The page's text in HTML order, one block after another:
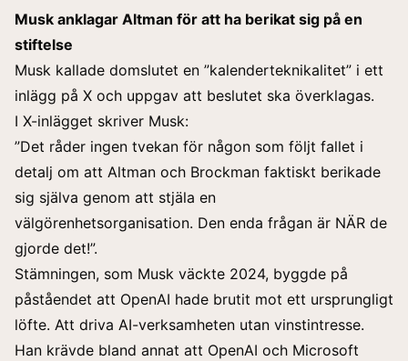
Musk anklagar Altman för att ha berikat sig på en
stiftelse
Musk kallade domslutet en ”kalenderteknikalitet” i ett
inlägg på X och uppgav att beslutet ska överklagas.
I X-inlägget skriver Musk:
”Det råder ingen tvekan för någon som följt fallet i
detalj om att Altman och Brockman faktiskt berikade
sig själva genom att stjäla en
välgörenhetsorganisation. Den enda frågan är NÄR de
gjorde det!”.
Stämningen, som Musk väckte 2024, byggde på
påståendet att OpenAI hade brutit mot ett ursprungligt
löfte. Att driva AI-verksamheten utan vinstintresse.
Han krävde bland annat att OpenAI och Microsoft